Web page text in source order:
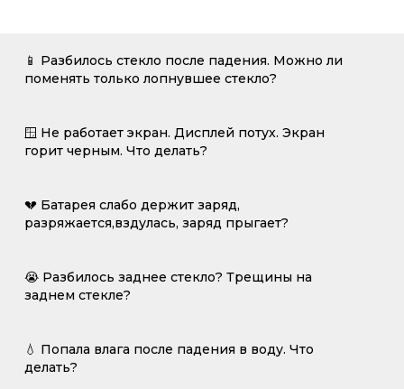
📱 Разбилось стекло после падения. Можно ли
поменять только лопнувшее стекло?
🪟 Не работает экран. Дисплей потух. Экран
горит черным. Что делать?
💔 Батарея слабо держит заряд,
разряжается,вздулась, заряд прыгает?
😭 Разбилось заднее стекло? Трещины на
заднем стекле?
💧 Попала влага после падения в воду. Что
делать?